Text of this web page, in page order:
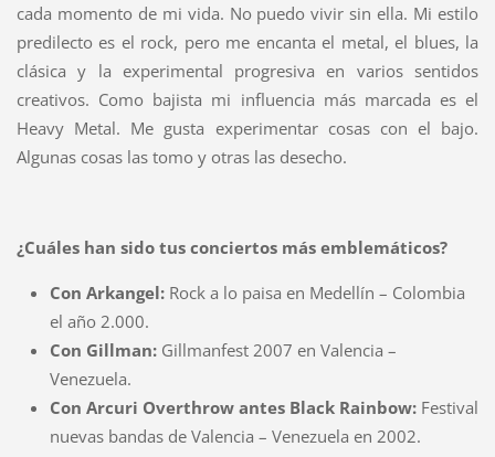
cada momento de mi vida. No puedo vivir sin ella. Mi estilo
predilecto es el rock, pero me encanta el metal, el blues, la
clásica y la experimental progresiva en varios sentidos
creativos. Como bajista mi influencia más marcada es el
Heavy Metal. Me gusta experimentar cosas con el bajo.
Algunas cosas las tomo y otras las desecho.
¿Cuáles han sido tus conciertos más emblemáticos?
Con Arkangel:Rock a lo paisa en Medellín – Colombia
el año 2.000.
Con Gillman:Gillmanfest 2007 en Valencia –
Venezuela.
Con Arcuri Overthrow antes Black Rainbow: Festival
nuevas bandas de Valencia – Venezuela en 2002.